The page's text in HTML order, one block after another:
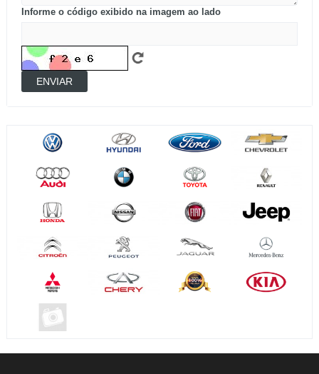
Informe o código exibido na imagem ao lado
ENVIAR